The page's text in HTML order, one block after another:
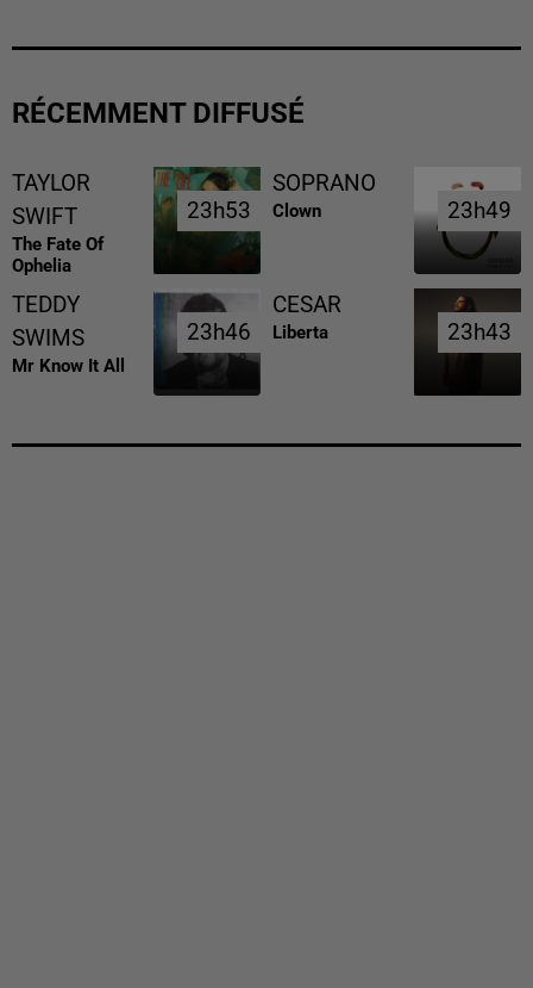
RÉCEMMENT DIFFUSÉ
TAYLOR
SWIFT
The Fate Of
Ophelia
23h53
23h53
SOPRANO
Clown 23h49
23h49
TEDDY
SWIMS
Mr Know It All
23h46
23h46
CESAR
Liberta 23h43
23h43